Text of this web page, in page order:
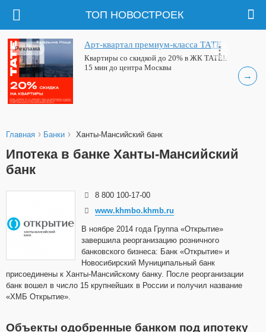
ТОП НОВОСТРОЕК
→
Арт-квартал премиум-класса ТАТЕ
Квартиры со скидкой до 20% в ЖК ТАТЕ!.
15 мин до центра Москвы
Реклама
Главная › Банки › Ханты-Мансийский банк
Ипотека в банке Ханты-Мансийский
банк
8 800 100-17-00
www.khmbo.khmb.ru
В ноябре 2014 года Группа «Открытие»
завершила реорганизацию розничного
банковского бизнеса: Банк «Открытие» и
Новосибирский Муниципальный банк
присоединены к Ханты-Мансийскому банку. После реорганизации
банк вошел в число 15 крупнейших в России и получил название
«ХМБ Открытие».
Объекты одобренные банком под ипотеку